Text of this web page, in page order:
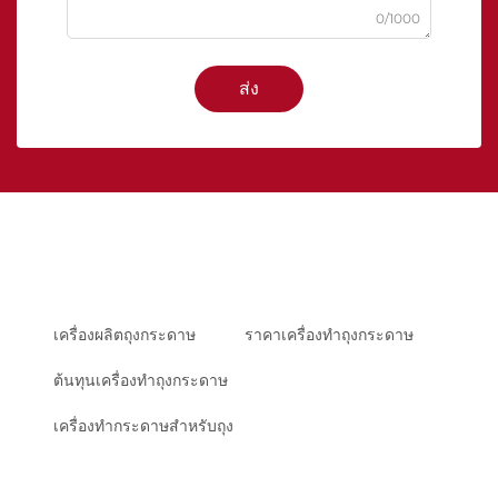
0/1000
ส่ง
เครื่องผลิตถุงกระดาษ ราคาเครื่องทำถุงกระดาษ
ต้นทุนเครื่องทำถุงกระดาษ
เครื่องทำกระดาษสำหรับถุง